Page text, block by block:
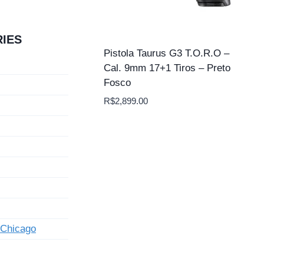
Pistola Taurus G3 T.O.R.O –
Cal. 9mm 17+1 Tiros – Preto
Fosco
R$2,899.00